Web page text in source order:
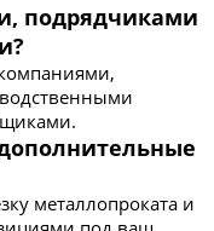
подрядчиками
металлопроката и